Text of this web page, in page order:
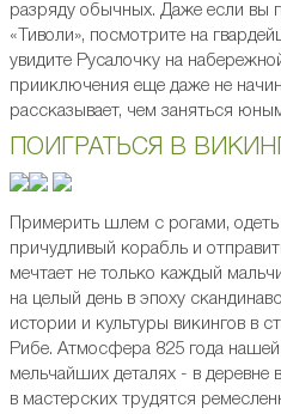
разряду обычных. Даже если вы
«Тиволи», посмотрите на
увидите Русалочку на
прииключения еще даже не
рассказывает, чем заняться
ПОИГРАТЬСЯ В
Примерить шлем с рогами,
причудливый корабль и
мечтает не только каждый
на целый день в эпоху
истории и культуры викингов в
Рибе. Атмосфера 825 года
мельчайших деталях - в
в мастерских трудятся